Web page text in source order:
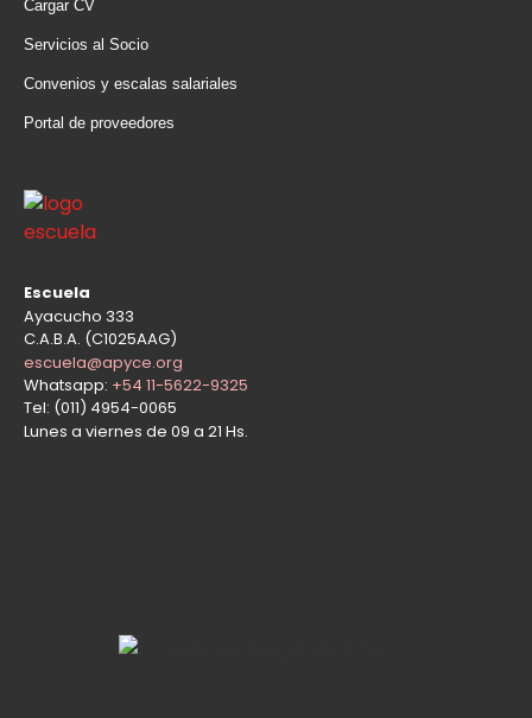
Cargar CV
Servicios al Socio
Convenios y escalas salariales
Portal de proveedores
Escuela
Ayacucho 333
C.A.B.A. (C1025AAG)
escuela@apyce.org
Whatsapp: +54 11-5622-9325
Tel: (011) 4954-0065
Lunes a viernes de 09 a 21 Hs.